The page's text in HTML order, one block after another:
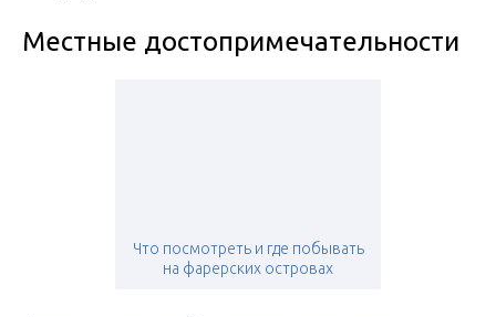
Местные достопримечательности
Что посмотреть и где побывать
на фарерских островах